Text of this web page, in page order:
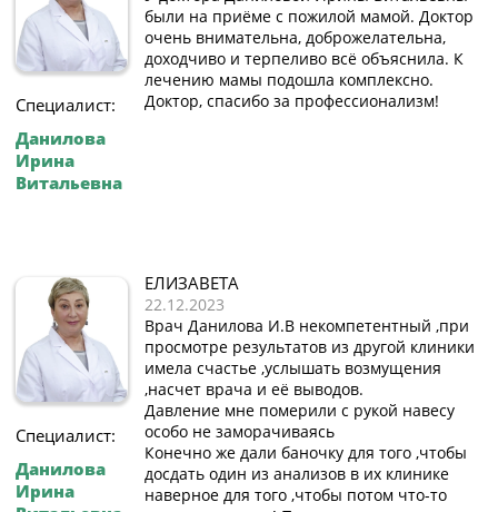
Специалист:
Данилова
Ирина
Витальевна
были на приёме с пожилой мамой. Доктор
очень внимательна, доброжелательна,
доходчиво и терпеливо всё объяснила. К
лечению мамы подошла комплексно.
Доктор, спасибо за профессионализм!
Специалист:
Данилова
Ирина
ЕЛИЗАВЕТА
22.12.2023
Врач Данилова И.В некомпетентный ,при
просмотре результатов из другой клиники
имела счастье ,услышать возмущения
,насчет врача и её выводов.
Давление мне померили с рукой навесу
особо не заморачиваясь
Конечно же дали баночку для того ,чтобы
досдать один из анализов в их клинике
наверное для того ,чтобы потом что-то